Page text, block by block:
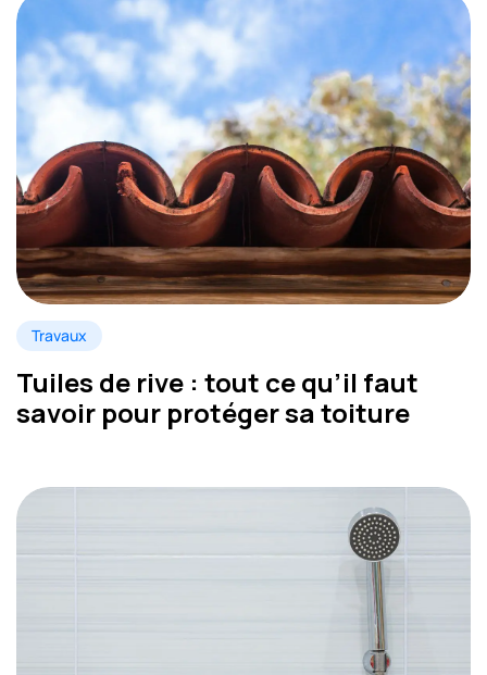
Travaux
Tuiles de rive : tout ce qu’il faut
savoir pour protéger sa toiture